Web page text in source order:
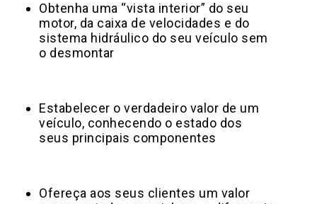
Obtenha uma “vista interior” do seu
motor, da caixa de velocidades e do
sistema hidráulico do seu veículo sem
o desmontar
Estabelecer o verdadeiro valor de um
veículo, conhecendo o estado dos
seus principais componentes
Ofereça aos seus clientes um valor